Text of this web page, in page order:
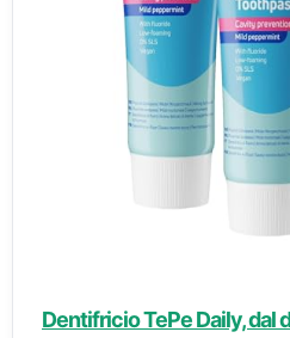
Dentifricio TePe Daily, dal